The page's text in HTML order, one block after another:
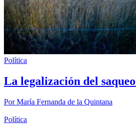
Política
La legalización del
PorMaría Fernanda de la Quintana
Política